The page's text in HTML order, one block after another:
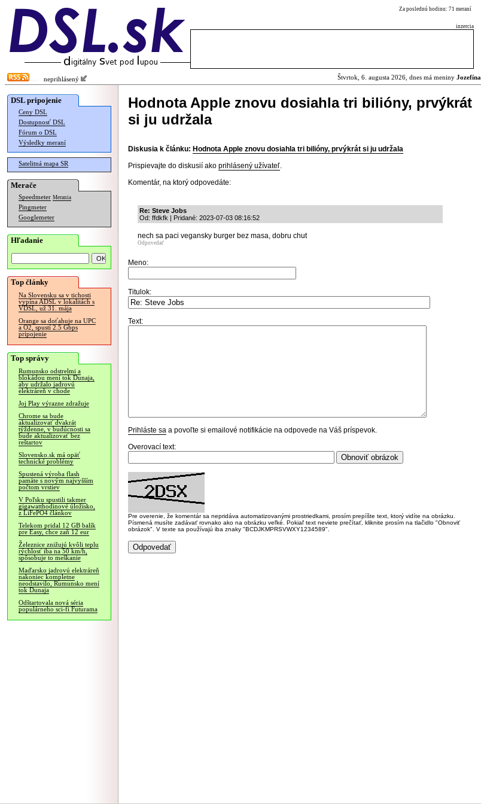
Za poslednú hodinu: 71 meraní
inzercia
neprihlásený Štvrtok, 6. augusta 2026, dnes má meniny Jozefína
DSL pripojenie
Ceny DSL
Dostupnosť DSL
Fórum o DSL
Výsledky meraní
Satelitná mapa SR
Merače
Speedmeter Merania
Pingmeter
Googlemeter
Hľadanie
Top články
Na Slovensku sa v tichosti
vypína ADSL v lokalitách s
VDSL, už 31. mája
Orange sa doťahuje na UPC
a O2, spustí 2.5 Gbps
pripojenie
Top správy
Rumunsko odstrelmi a
blokádou mení tok Dunaja,
aby udržalo jadrovú
elektráreň v chode
Joj Play výrazne zdražuje
Chrome sa bude
aktualizovať dvakrát
týždenne, v budúcnosti sa
bude aktualizovať bez
reštartov
Slovensko.sk má opäť
technické problémy
Spustená výroba flash
pamäte s novým najvyšším
počtom vrstiev
V Poľsku spustili takmer
gigawatthodinové úložisko,
z LiFePO4 článkov
Telekom pridal 12 GB balík
pre Easy, chce zaň 12 eur
Železnice znižujú kvôli teplu
rýchlosť iba na 50 km/h,
spôsobuje to meškanie
Maďarsko jadrovú elektráreň
nakoniec kompletne
neodstavilo, Rumunsko mení
tok Dunaja
Odštartovala nová séria
populárneho sci-fi Futurama
Hodnota Apple znovu dosiahla tri bilióny, prvýkrát
si ju udržala
Diskusia k článku: Hodnota Apple znovu dosiahla tri bilióny, prvýkrát si ju udržala
Prispievajte do diskusií ako prihlásený užívateľ.
Komentár, na ktorý odpovedáte:
Re: Steve Jobs
Od: ffdkfk | Pridané: 2023-07-03 08:16:52
nech sa paci vegansky burger bez masa, dobru chut
Odpovedať
Meno:
Titulok:
Text:
Prihláste sa a povoľte si emailové notifikácie na odpovede na Váš príspevok.
Overovací text:
Pre overenie, že komentár sa nepridáva automatizovanými prostriedkami, prosím prepíšte text, ktorý vidíte na obrázku.
Písmená musíte zadávať rovnako ako na obrázku veľké. Pokiaľ text neviete prečítať, kliknite prosím na tlačidlo "Obnoviť
obrázok". V texte sa používajú iba znaky "BCDJKMPRSVWXY1234589".